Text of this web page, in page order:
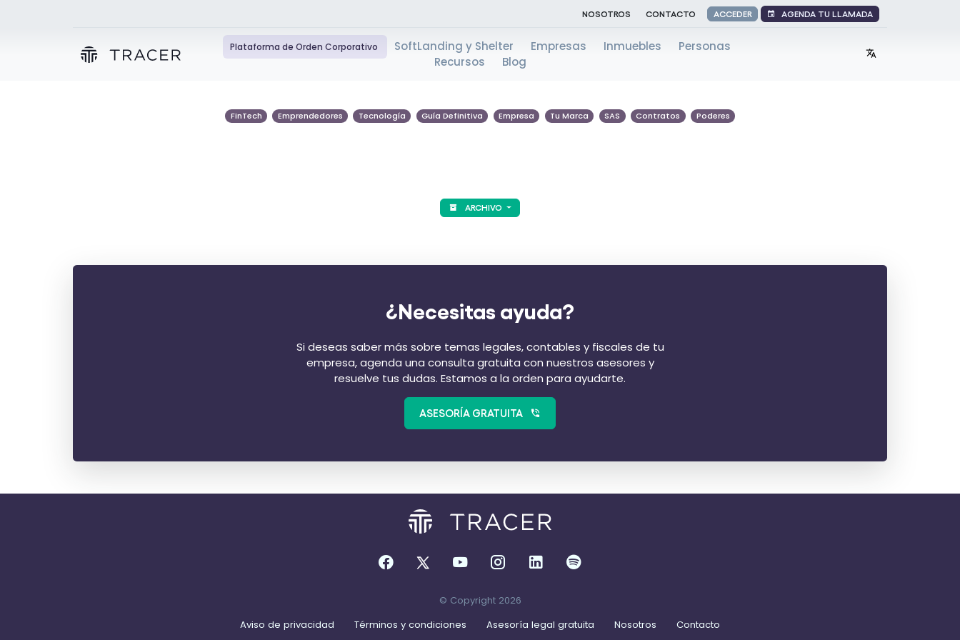
NOSOTROS CONTACTO ACCEDER AGENDA TU LLAMADA
Plataforma de Orden Corporativo SoftLanding y Shelter Empresas Inmuebles
Personas
Recursos
Blog
FinTech Emprendedores Tecnología Guía Definitiva Empresa Tu Marca SAS Contratos Poderes
ARCHIVO
¿Necesitas ayuda?
Si deseas saber más sobre temas legales, contables y fiscales de tu
empresa, agenda una consulta gratuita con nuestros asesores y
resuelve tus dudas. Estamos a la orden para ayudarte.
ASESORÍA GRATUITA
© Copyright 2026
Aviso de privacidad
Términos y condiciones Asesoría legal gratuita Nosotros Contacto